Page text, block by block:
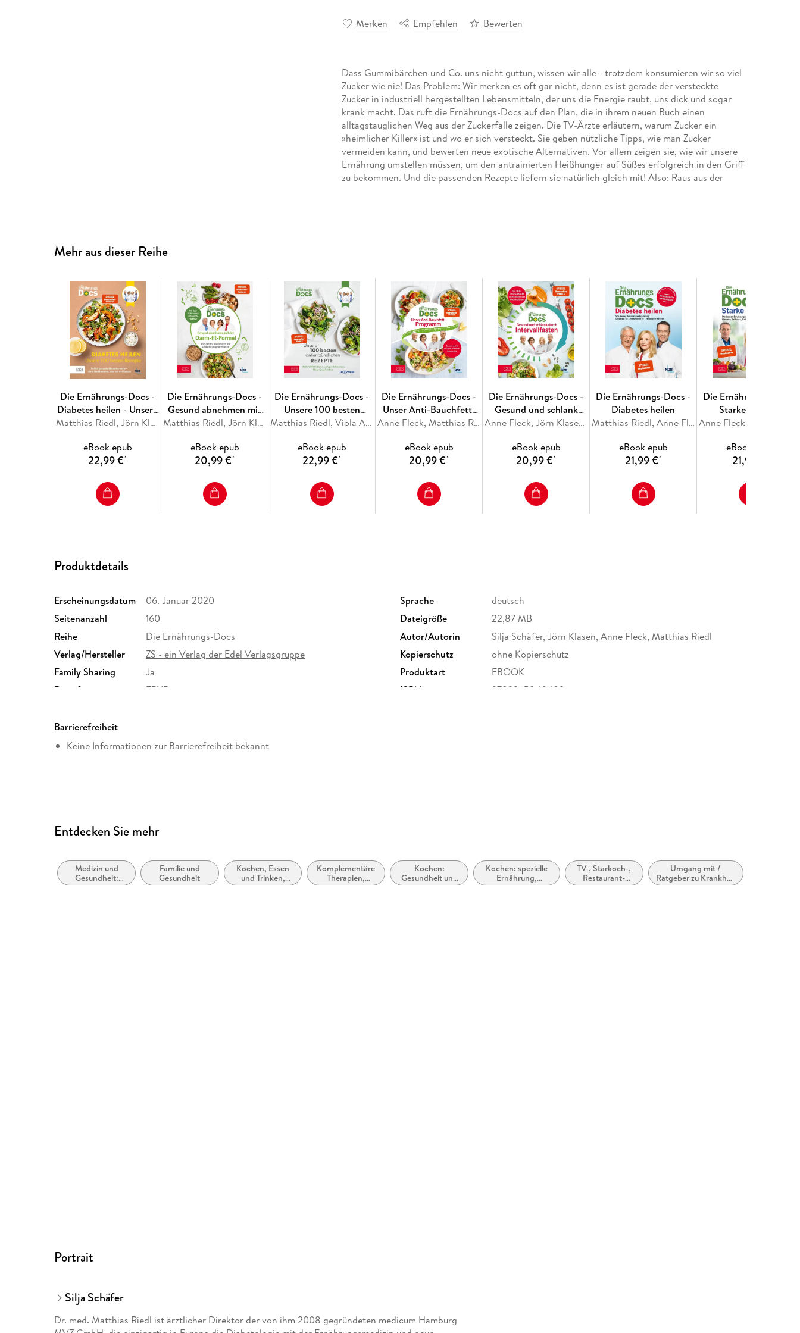
Merken Empfehlen Bewerten
Dass Gummibärchen und Co. uns nicht guttun, wissen wir alle - trotzdem konsumieren wir so viel
Zucker wie nie! Das Problem: Wir merken es oft gar nicht, denn es ist gerade der versteckte
Zucker in industriell hergestellten Lebensmitteln, der uns die Energie raubt, uns dick und sogar
krank macht. Das ruft die Ernährungs-Docs auf den Plan, die in ihrem neuen Buch einen
alltagstauglichen Weg aus der Zuckerfalle zeigen. Die TV-Ärzte erläutern, warum Zucker ein
»heimlicher Killer« ist und wo er sich versteckt. Sie geben nützliche Tipps, wie man Zucker
vermeiden kann, und bewerten neue exotische Alternativen. Vor allem zeigen sie, wie wir unsere
Ernährung umstellen müssen, um den antrainierten Heißhunger auf Süßes erfolgreich in den Griff
zu bekommen. Und die passenden Rezepte liefern sie natürlich gleich mit! Also: Raus aus der
Mehr aus dieser Reihe
Die Ernährungs-Docs -
Diabetes heilen - Unsere
100 besten Rezepte Matthias Riedl, Jörn Klasen, Silja Schäfer, Viola Andresen
eBook epub
22,99 €*
Die Ernährungs-Docs -
Gesund abnehmen mit
der Darm-fit-FormelMatthias Riedl, Jörn Klasen, Silja Schäfer, Viola Andresen
eBook epub
20,99 €*
Die Ernährungs-Docs -
Unsere 100 besten
antientzündlichen Matthias Riedl, Viola Andresen, Silja Schäfer, Jörn Klasen
eBook epub
22,99 €*
Die Ernährungs-Docs -
Unser Anti-Bauchfett-
Programm
Anne Fleck, Matthias Riedl, Silja Schäfer, Jörn Klasen
eBook epub
20,99 €*
Die Ernährungs-Docs -
Gesund und schlank
durch IntervallfastenAnne Fleck, Jörn Klasen, Matthias Riedl, Silja Schäfer
eBook epub
20,99 €*
Die Ernährungs-Docs -
Diabetes heilen
Matthias Riedl, Anne Fleck, Jörn Klasen
eBook epub
21,99 €*
Die Ernährungs-Docs -
Starke Gelenke
eBook epub
21,99 €
Produktdetails
Erscheinungsdatum 06. Januar 2020 Sprache
deutsch
Seitenanzahl
160 Dateigröße
22,87 MB
Reihe
Die Ernährungs-Docs Autor/Autorin
Silja Schäfer, Jörn Klasen, Anne Fleck, Matthias Riedl
Verlag/Hersteller
ZS - ein Verlag der Edel Verlagsgruppe Kopierschutz
ohne Kopierschutz
Family Sharing
Ja Produktart
EBOOK
Dateiformat
EPUB ISBN 9783965840409
Barrierefreiheit
Keine Informationen zur Barrierefreiheit bekannt
Entdecken Sie mehr
Medizin und
Gesundheit:
Ratgeber,
Familie und
Gesundheit
Kochen, Essen
und Trinken,
Schreiben über
Komplementäre
Therapien,
Heilverfahren
Kochen:
Gesundheit und
Vollwertkost
Kochen: spezielle
Ernährung,
Unverträglichkeiten
TV-, Starkoch-,
Restaurant-
Kochbücher
Umgang mit /
Ratgeber zu Krankheit
und
Portrait
Silja Schäfer
Dr. med. Matthias Riedl ist ärztlicher Direktor der von ihm 2008 gegründeten medicum Hamburg